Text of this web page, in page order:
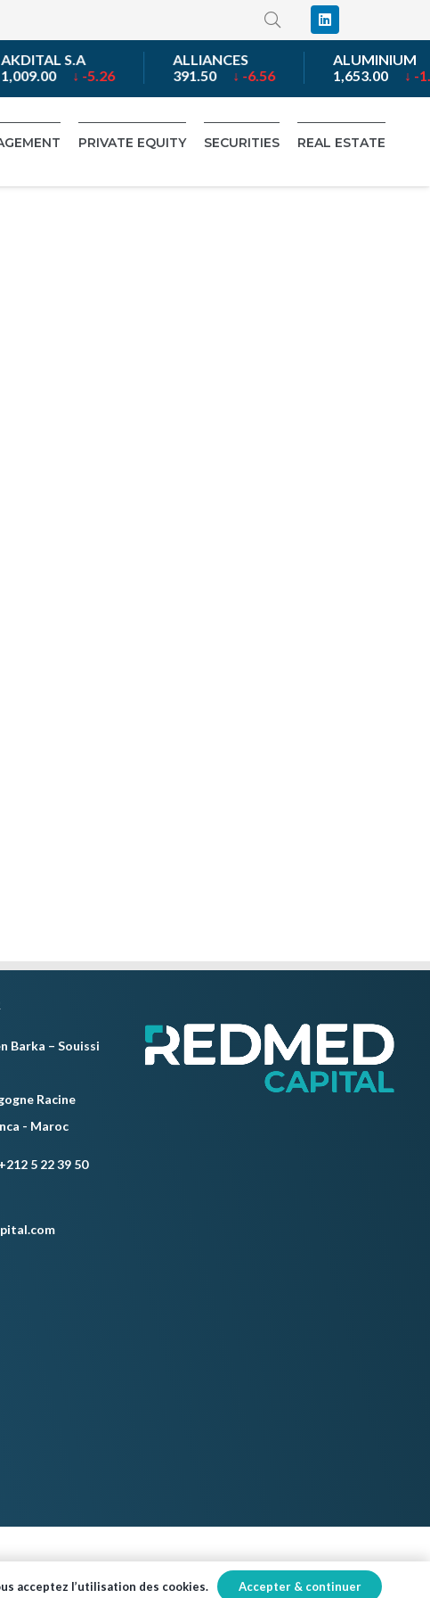
S.A
↓ -5.26
ALLIANCES
391.50↓ -6.56
ALUMINIUM
1,653.00↓ -
PRIVATE EQUITY SECURITIES REAL ESTATE
Barka – Souissi
Racine
- Maroc
5 22 39 50
acceptez l’utilisation des cookies.
Accepter & continuer